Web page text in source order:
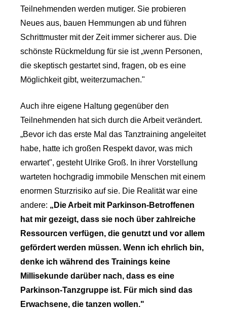
Teilnehmenden werden mutiger. Sie probieren
Neues aus, bauen Hemmungen ab und führen
Schrittmuster mit der Zeit immer sicherer aus. Die
schönste Rückmeldung für sie ist „wenn Personen,
die skeptisch gestartet sind, fragen, ob es eine
Möglichkeit gibt, weiterzumachen."
Auch ihre eigene Haltung gegenüber den
Teilnehmenden hat sich durch die Arbeit verändert.
„Bevor ich das erste Mal das Tanztraining angeleitet
habe, hatte ich großen Respekt davor, was mich
erwartet", gesteht Ulrike Groß. In ihrer Vorstellung
warteten hochgradig immobile Menschen mit einem
enormen Sturzrisiko auf sie. Die Realität war eine
andere: „Die Arbeit mit Parkinson-Betroffenen
hat mir gezeigt, dass sie noch über zahlreiche
Ressourcen verfügen, die genutzt und vor allem
gefördert werden müssen. Wenn ich ehrlich bin,
denke ich während des Trainings keine
Millisekunde darüber nach, dass es eine
Parkinson-Tanzgruppe ist. Für mich sind das
Erwachsene, die tanzen wollen."